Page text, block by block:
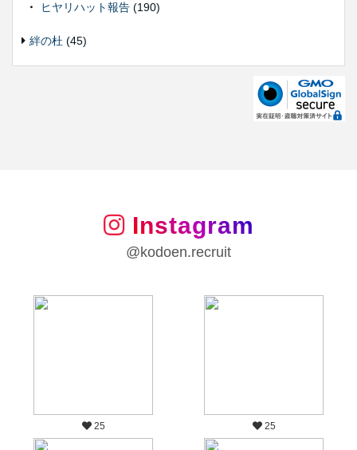
ヒヤリハット報告 (190)
絆の杜 (45)
Instagram
@kodoen.recruit
25 25